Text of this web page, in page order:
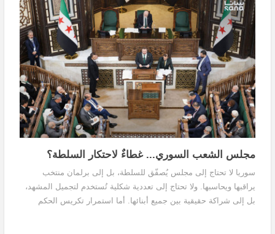
مجلس الشعب السوري... غطاءٌ لاحتكار السلطة؟
سوريا لا تحتاج إلى مجلس يُصفّق للسلطة، بل إلى برلمان منتخب
يراقبها ويحاسبها. ولا تحتاج إلى تعددية شكلية تُستخدم لتجميل المشهد،
بل إلى شراكة حقيقية بين جميع أبنائها. أما استمرار تكريس الحكم